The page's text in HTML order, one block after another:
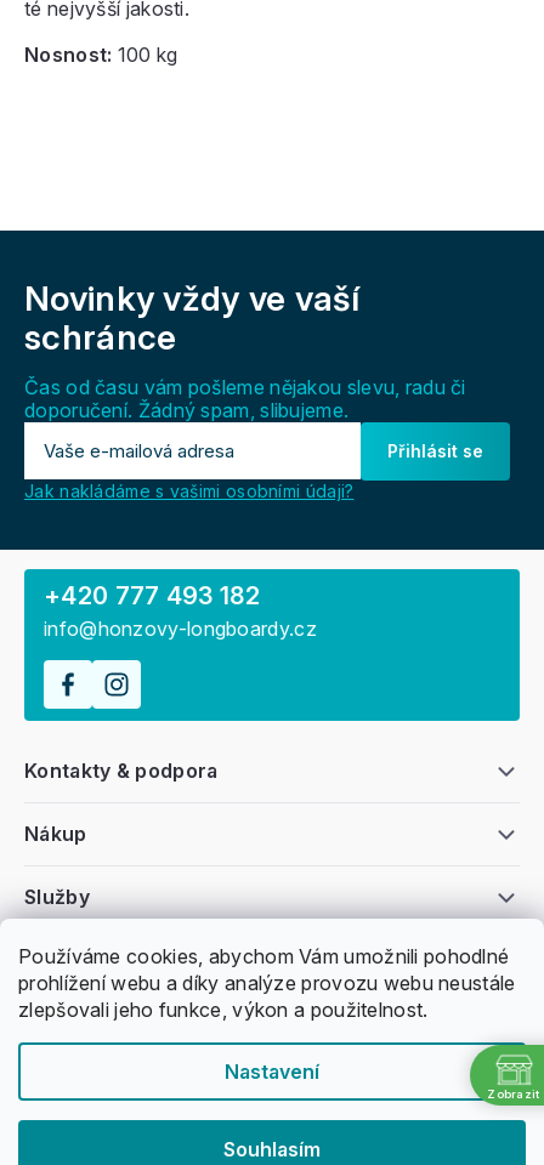
Používáme cookies, abychom Vám umožnili pohodlné
prohlížení webu a díky analýze provozu webu neustále
zlepšovali jeho funkce, výkon a použitelnost.
Nastavení
Souhlasím
té nejvyšší jakosti.
Nosnost: 100 kg
Novinky vždy ve vaší
schránce
Čas od času vám pošleme nějakou slevu, radu či
doporučení. Žádný spam, slibujeme.
Přihlásit se
Jak nakládáme s vašimi osobními údaji?
Všeobecné informace
Nákup
Kontakty & podpora
Služby
+420 777 493 182
info@honzovy-longboardy.cz
Nakódoval Pavel Kuneš
Zobrazit